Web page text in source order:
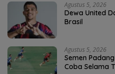
Agustus 5, 2026
Dewa United
Brasil
Agustus 5, 2026
Semen
Coba Selama